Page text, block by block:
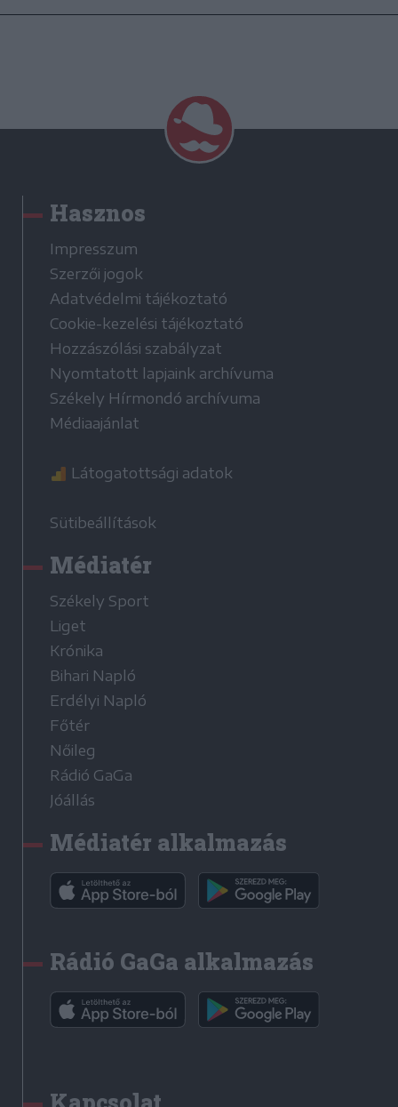
Hasznos
Impresszum
Szerzői jogok
Adatvédelmi tájékoztató
Cookie-kezelési tájékoztató
Hozzászólási szabályzat
Nyomtatott lapjaink archívuma
Székely Hírmondó archívuma
Médiaajánlat
Látogatottsági adatok
Sütibeállítások
Médiatér
Székely Sport
Liget
Krónika
Bihari Napló
Erdélyi Napló
Főtér
Nőileg
Rádió GaGa
Jóállás
Médiatér alkalmazás
Rádió GaGa alkalmazás